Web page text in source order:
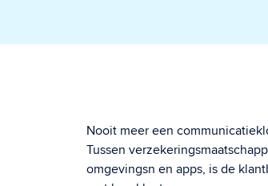
Nooit meer een
Tussen
omgevingsn en apps, is de